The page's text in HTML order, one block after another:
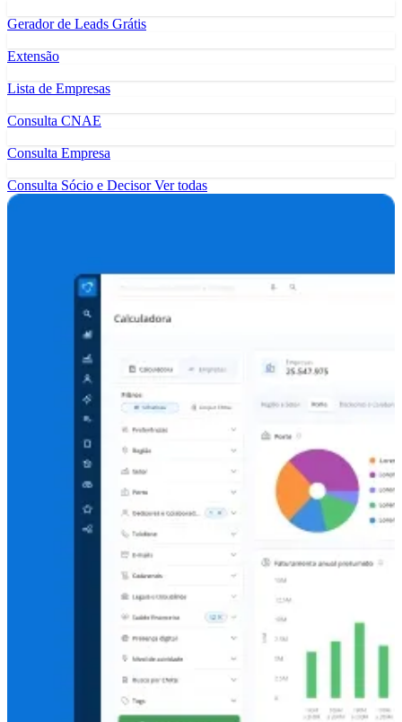
Gerador de Leads Grátis
Extensão
Lista de Empresas
Consulta CNAE
Consulta Empresa
Consulta Sócio e DecisorVer todas